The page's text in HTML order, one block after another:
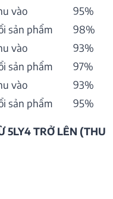
vào
95%
sản phẩm
98%
vào
93%
sản phẩm
97%
vào
93%
sản phẩm
95%
5LY4 TRỞ LÊN (THU